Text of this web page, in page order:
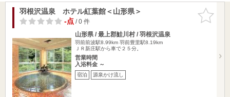
お気に入
りに追加
羽根沢温泉 ホテル紅葉館＜山形県＞
-点/ 0 件
山形県 / 最上郡鮭川村 / 羽根沢温泉
羽前前波駅8.99km 羽前豊里駅8.19km
ＪＲ新庄駅から車で２５分。
営業時間
入浴料金 ～
宿泊 源泉かけ流し